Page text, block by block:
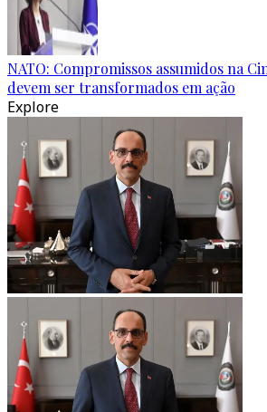
NATO: Compromissos assumidos na
devem ser transformados em ação
Explore